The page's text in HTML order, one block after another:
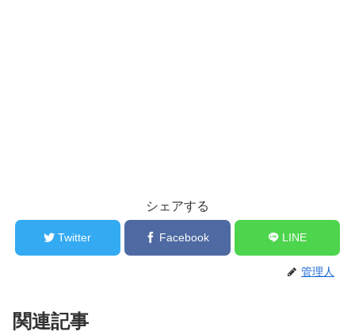
シェアする
Twitter Facebook LINE
管理人
関連記事